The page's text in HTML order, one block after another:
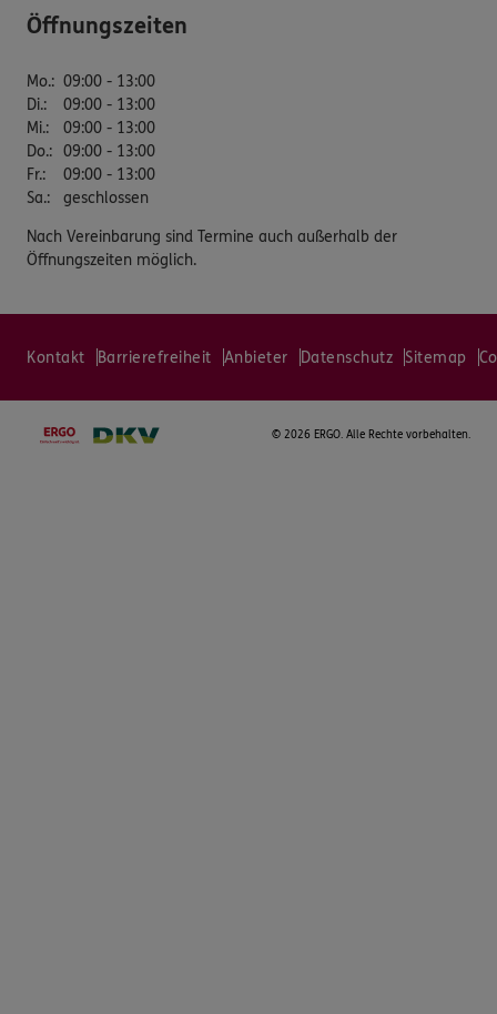
Öffnungszeiten
Mo.: 09:00 - 13:00
Di.:
09:00 - 13:00
Mi.:
09:00 - 13:00
Do.: 09:00 - 13:00
Fr.:
09:00 - 13:00
Sa.: geschlossen
Nach Vereinbarung sind Termine auch außerhalb der
Öffnungszeiten möglich.
Kontakt Barrierefreiheit Anbieter Datenschutz Sitemap
© 2026 ERGO. Alle Rechte vorbehalten.